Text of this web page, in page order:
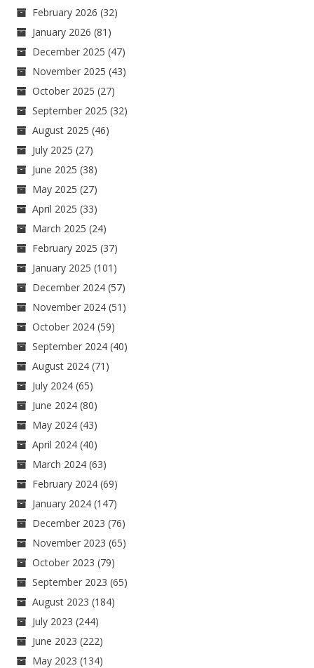
February 2026 (32)
January 2026 (81)
December 2025 (47)
November 2025 (43)
October 2025 (27)
September 2025 (32)
August 2025 (46)
July 2025 (27)
June 2025 (38)
May 2025 (27)
April 2025 (33)
March 2025 (24)
February 2025 (37)
January 2025 (101)
December 2024 (57)
November 2024 (51)
October 2024 (59)
September 2024 (40)
August 2024 (71)
July 2024 (65)
June 2024 (80)
May 2024 (43)
April 2024 (40)
March 2024 (63)
February 2024 (69)
January 2024 (147)
December 2023 (76)
November 2023 (65)
October 2023 (79)
September 2023 (65)
August 2023 (184)
July 2023 (244)
June 2023 (222)
May 2023 (134)